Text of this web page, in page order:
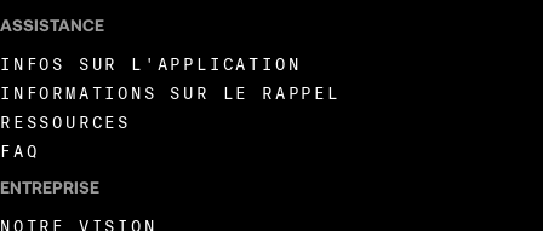
ASSISTANCE
INFOS SUR L'APPLICATION
INFORMATIONS SUR LE RAPPEL
RESSOURCES
FAQ
ENTREPRISE
NOTRE VISION